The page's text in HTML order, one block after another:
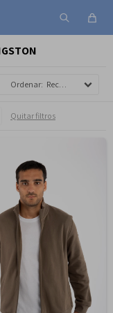
Recomendados
Quitar filtros